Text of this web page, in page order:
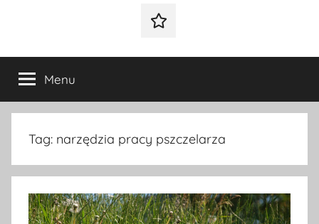
Galeria
Menu
Tag: narzędzia pracy pszczelarza